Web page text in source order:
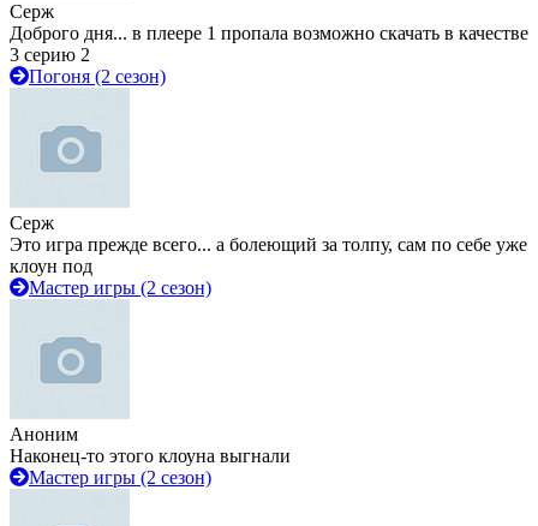
Серж
Доброго дня... в плеере 1 пропала возможно скачать в качестве
3 серию 2
Погоня (2 сезон)
Серж
Это игра прежде всего... а болеющий за толпу, сам по себе уже
клоун под
Мастер игры (2 сезон)
Аноним
Наконец-то этого клоуна выгнали
Мастер игры (2 сезон)